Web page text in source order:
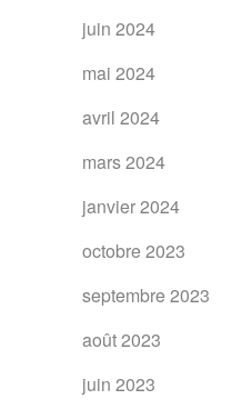
juin 2024
mai 2024
avril 2024
mars 2024
janvier 2024
octobre 2023
septembre 2023
août 2023
juin 2023